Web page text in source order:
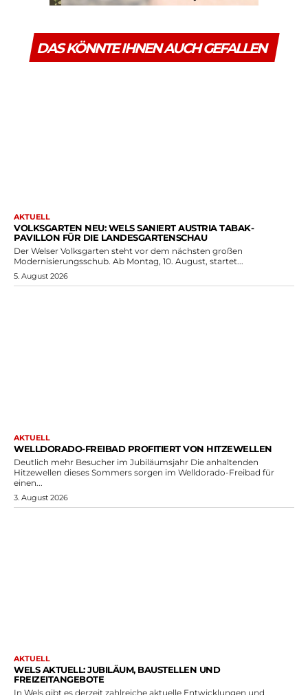
DAS KÖNNTE IHNEN AUCH GEFALLEN
AKTUELL
VOLKSGARTEN NEU: WELS SANIERT AUSTRIA TABAK-
PAVILLON FÜR DIE LANDESGARTENSCHAU
Der Welser Volksgarten steht vor dem nächsten großen
Modernisierungsschub. Ab Montag, 10. August, startet...
5. August 2026
AKTUELL
WELLDORADO-FREIBAD PROFITIERT VON HITZEWELLEN
Deutlich mehr Besucher im Jubiläumsjahr Die anhaltenden
Hitzewellen dieses Sommers sorgen im Welldorado-Freibad für
einen...
3. August 2026
AKTUELL
WELS AKTUELL: JUBILÄUM, BAUSTELLEN UND
FREIZEITANGEBOTE
In Wels gibt es derzeit zahlreiche aktuelle Entwicklungen und